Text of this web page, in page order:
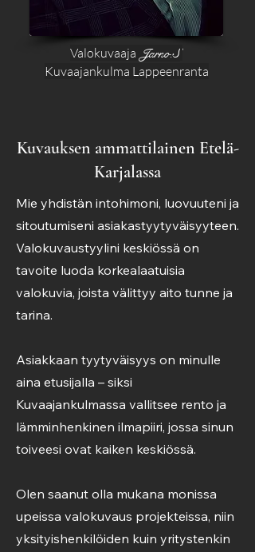
Valokuvaaja Jarno.S
Kuvaajankulma Lappeenranta
Kuvauksen ammattilainen Etelä-
Karjalassa
Mie yhdistän intohimoni, luovuuteni ja
sitoutumiseni asiakastyytyväisyyteen.
Valokuvaustyylini keskiössä on
tavoite luoda korkealaatuisia
valokuvia, joista välittyy aito tunne ja
tarina.
Asiakkaan tyytyväisyys on minulle
aina etusijalla – siksi
Kuvaajankulmassa vallitsee rento ja
lämminhenkinen ilmapiiri, jossa sinun
toiveesi ovat kaiken keskiössä.
Olen saanut olla mukana monissa
upeissa valokuvaus projekteissa, niin
yksityishenkilöiden kuin yritystenkin